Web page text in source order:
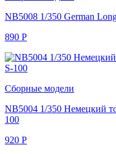
NB5008 1/350 German
890 Р
Сборные модели
NB5004 1/350 Немецкий
100
920 Р